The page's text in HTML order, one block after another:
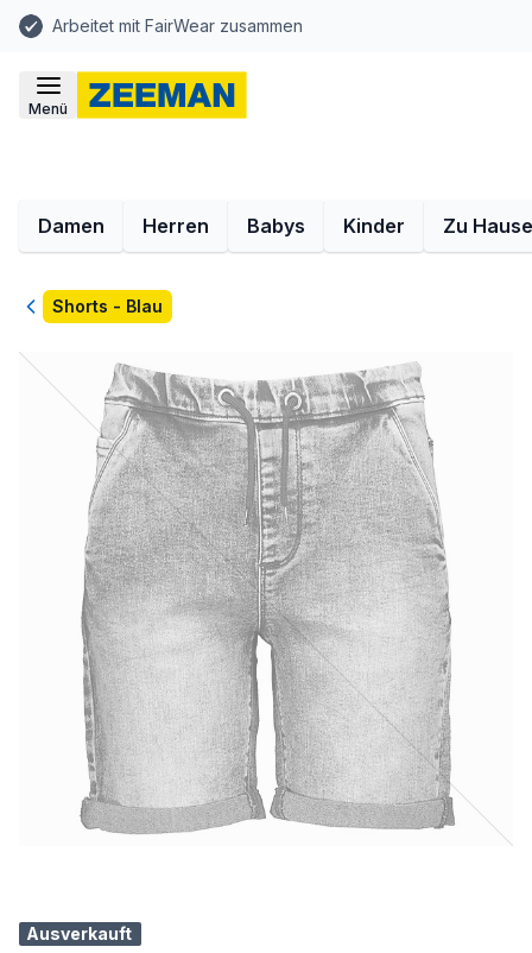
Arbeitet mit FairWear zusammen
Menü
Damen Herren Babys Kinder Zu Hause
ZurückShorts - Blau
Ausverkauft